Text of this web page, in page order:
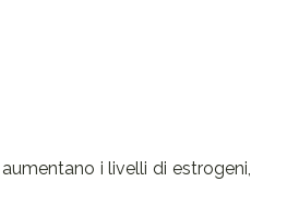
i livelli di estrogeni,